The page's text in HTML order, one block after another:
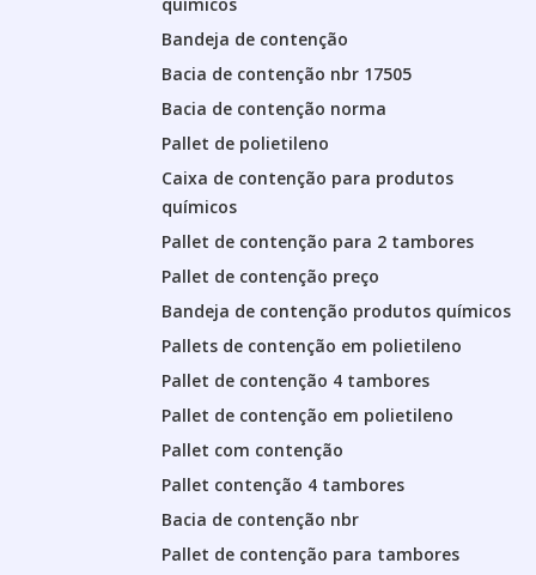
Bandeja de contenção
Bacia de contenção nbr 17505
Bacia de contenção norma
Pallet de polietileno
Caixa de contenção para produtos
químicos
Pallet de contenção para 2 tambores
Pallet de contenção preço
Bandeja de contenção produtos químicos
Pallets de contenção em polietileno
Pallet de contenção 4 tambores
Pallet de contenção em polietileno
Pallet com contenção
Pallet contenção 4 tambores
Bacia de contenção nbr
Pallet de contenção para tambores